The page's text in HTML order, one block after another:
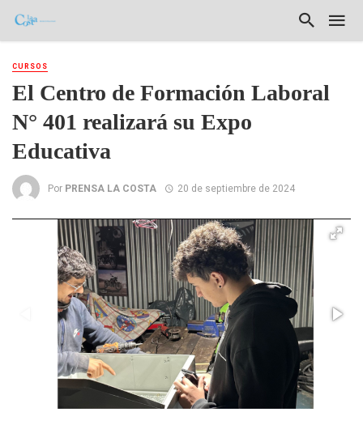
CURSOS
El Centro de Formación Laboral
N° 401 realizará su Expo
Educativa
Por PRENSA LA COSTA 20 de septiembre de 2024